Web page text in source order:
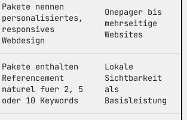
Pakete nennen
personalisiertes,
responsives
Webdesign
Onepager bis
mehrseitige
Websites
Pakete enthalten
Referencement
naturel fuer 2, 5
oder 10 Keywords
Lokale
Sichtbarkeit
als
Basisleistung